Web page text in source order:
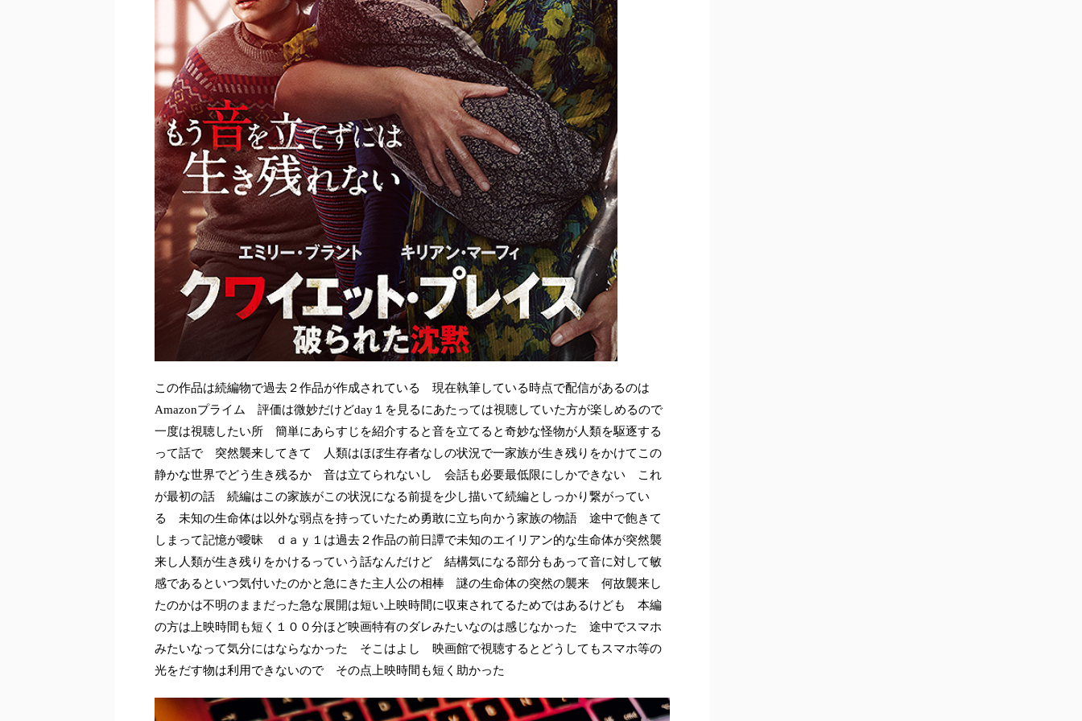
この作品は続編物で過去２作品が作成されている 現在執筆している時点で配信があるのは
Amazonプライム 評価は微妙だけどday１を見るにあたっては視聴していた方が楽しめるので
一度は視聴したい所 簡単にあらすじを紹介すると音を立てると奇妙な怪物が人類を駆逐する
って話で 突然襲来してきて 人類はほぼ生存者なしの状況で一家族が生き残りをかけてこの
静かな世界でどう生き残るか 音は立てられないし 会話も必要最低限にしかできない これ
が最初の話 続編はこの家族がこの状況になる前提を少し描いて続編としっかり繋がってい
る 未知の生命体は以外な弱点を持っていたため勇敢に立ち向かう家族の物語 途中で飽きて
しまって記憶が曖昧 ｄａｙ１は過去２作品の前日譚で未知のエイリアン的な生命体が突然襲
来し人類が生き残りをかけるっていう話なんだけど 結構気になる部分もあって音に対して敏
感であるといつ気付いたのかと急にきた主人公の相棒 謎の生命体の突然の襲来 何故襲来し
たのかは不明のままだった急な展開は短い上映時間に収束されてるためではあるけども 本編
の方は上映時間も短く１００分ほど映画特有のダレみたいなのは感じなかった 途中でスマホ
みたいなって気分にはならなかった そこはよし 映画館で視聴するとどうしてもスマホ等の
光をだす物は利用できないので その点上映時間も短く助かった